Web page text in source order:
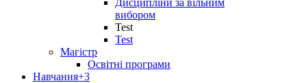
Дисципліни за вільним
вибором
Test
Test
Магістр
Освітні програми
Навчання+3